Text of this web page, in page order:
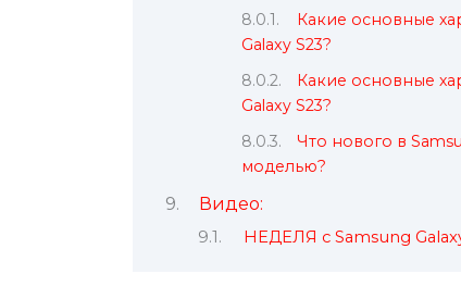
Какие основные
Galaxy S23?
Какие основные
Galaxy S23?
Что нового в
моделью?
Видео:
НЕДЕЛЯ с Samsung